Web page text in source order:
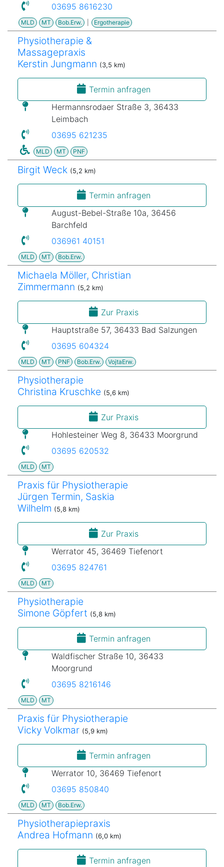
03695 8616230
MLD MT Bob.Erw. Ergotherapie
Physiotherapie &
Massagepraxis
Kerstin Jungmann (3,5 km)
Termin anfragen
Hermannsrodaer Straße 3, 36433
Leimbach
03695 621235
MLD MT PNF
Birgit Weck (5,2 km)
Termin anfragen
August-Bebel-Straße 10a, 36456
Barchfeld
036961 40151
MLD MT Bob.Erw.
Michaela Möller, Christian
Zimmermann (5,2 km)
Zur Praxis
Hauptstraße 57, 36433 Bad Salzungen
03695 604324
MLD MT PNF Bob.Erw. VojtaErw.
Physiotherapie
Christina Kruschke (5,6 km)
Zur Praxis
Hohlesteiner Weg 8, 36433 Moorgrund
03695 620532
MLD MT
Praxis für Physiotherapie
Jürgen Termin, Saskia
Wilhelm (5,8 km)
Zur Praxis
Werrator 45, 36469 Tiefenort
03695 824761
MLD MT
Physiotherapie
Simone Göpfert (5,8 km)
Termin anfragen
Waldfischer Straße 10, 36433
Moorgrund
03695 8216146
MLD MT
Praxis für Physiotherapie
Vicky Volkmar (5,9 km)
Termin anfragen
Werrator 10, 36469 Tiefenort
03695 850840
MLD MT Bob.Erw.
Physiotherapiepraxis
Andrea Hofmann (6,0 km)
Termin anfragen